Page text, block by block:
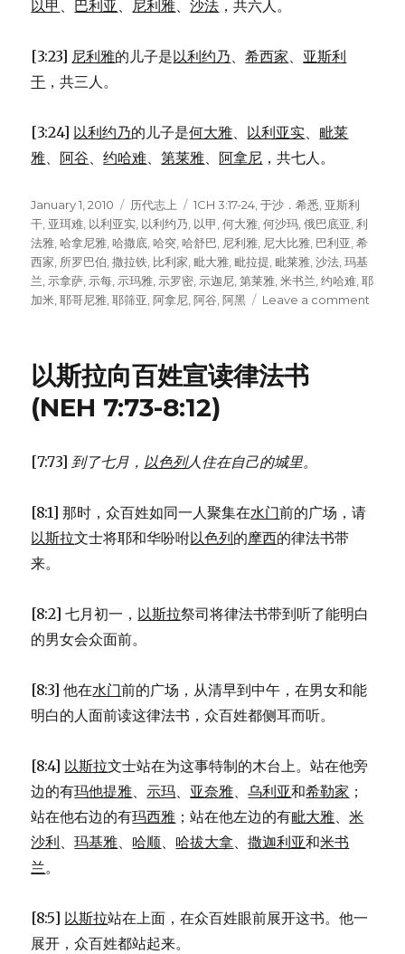
以甲 、 巴利亚 、 尼利雅、沙法 ，共六人。
[3:23] 尼利雅的儿子是以利约乃、希西家、 亚斯利
干 ，共三人。
[3:24] 以利约乃的儿子是何大雅、 以利亚实、 毗莱
雅、 阿谷、约哈难、第莱雅、 阿拿尼 ，共七人。
Posted
on
January 1, 2010 Categories
历代志上 Tags
1CH 3:17-24 ,于沙．希悉 亚斯利
干 亚珥难 以利亚实 以利约乃 以甲 ,何大雅 ,何沙玛 ,俄巴底亚 ,利
法雅 ,哈拿尼雅 ,哈撒底 ,哈突 ,哈舒巴 尼利雅 尼大比雅 巴利亚 ,希
西家 所罗巴伯 ,撒拉铁 比利家 ,毗大雅 ,毗拉提 ,毗莱雅 ,沙法 ,玛基
兰 示拿萨 示每 示玛雅 示罗密 示迦尼 ,第莱雅 ,米书兰 ,约哈难 ,耶
加米 ,耶哥尼雅 ,耶筛亚 ,阿拿尼 ,阿谷 ,阿黑 Leave a comment
以斯拉向百姓宣读律法书
(NEH 7:73-8:12)
[7:73] 到了七月， 以色列人住在自己的城里。
[8:1] 那时，众百姓如同一人聚集在水门前的广场，请
以斯拉文士将耶和华吩咐以色列的摩西的律法书带
来。
[8:2] 七月初一， 以斯拉祭司将律法书带到听了能明白
的男女会众面前。
[8:3] 他在水门前的广场，从清早到中午，在男女和能
明白的人面前读这律法书，众百姓都侧耳而听。
[8:4] 以斯拉文士站在为这事特制的木台上。站在他旁
边的有玛他提雅、示玛、 亚奈雅、乌利亚和希勒家 ；
站在他右边的有玛西雅 ；站在他左边的有毗大雅、米
沙利、玛基雅、 哈顺、 哈拔大拿、撒迦利亚和米书
兰。
[8:5] 以斯拉站在上面，在众百姓眼前展开这书。他一
展开，众百姓都站起来。